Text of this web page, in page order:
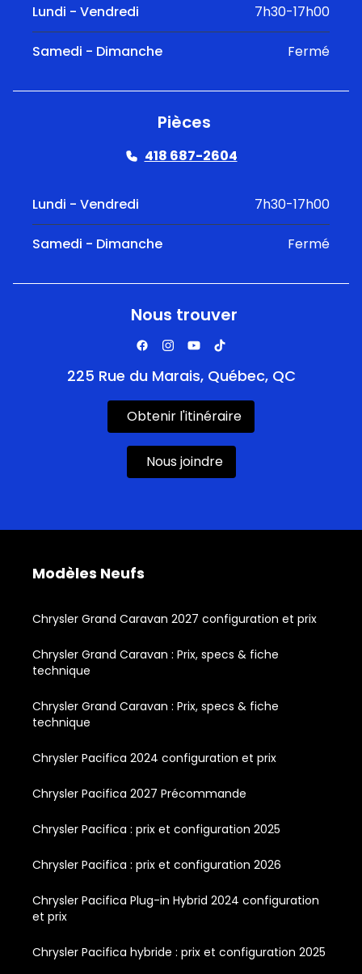
Lundi - Vendredi 7h30-17h00
Samedi - Dimanche Fermé
Pièces
418 687-2604
Lundi - Vendredi 7h30-17h00
Samedi - Dimanche Fermé
Nous trouver
225 Rue du Marais, Québec, QC
Obtenir l'itinéraire
Nous joindre
Modèles Neufs
Chrysler Grand Caravan 2027 configuration et prix
Chrysler Grand Caravan : Prix, specs & fiche
technique
Chrysler Grand Caravan : Prix, specs & fiche
technique
Chrysler Pacifica 2024 configuration et prix
Chrysler Pacifica 2027 Précommande
Chrysler Pacifica : prix et configuration 2025
Chrysler Pacifica : prix et configuration 2026
Chrysler Pacifica Plug-in Hybrid 2024 configuration
et prix
Chrysler Pacifica hybride : prix et configuration 2025